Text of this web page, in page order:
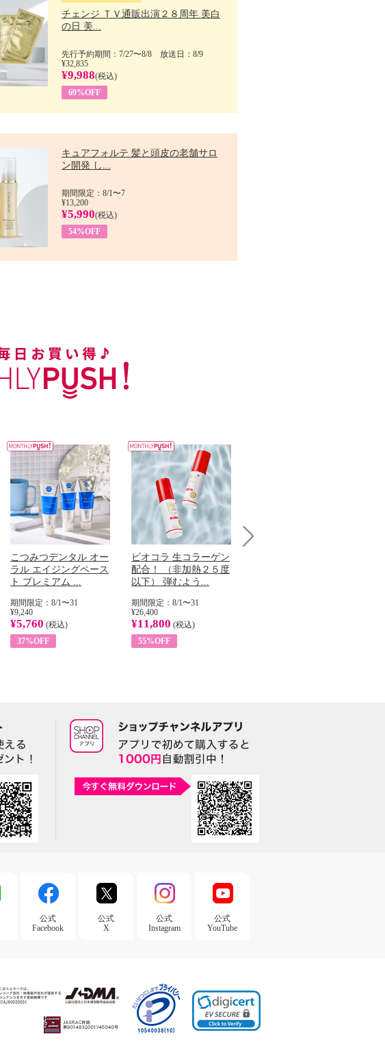
チェンジ ＴＶ通販出演２８周年 美白
の日 美...
先行予約期間：7/27〜8/8 放送日：8/9
¥32,835
¥9,988(税込)
69%OFF
キュアフォルテ 髪と頭皮の老舗サロ
ン開発 し...
期間限定：8/1〜7
¥13,200
¥5,990(税込)
54%OFF
こつみつデンタル オー
ラル エイジングペース
ト プレミアム ...
期間限定：8/1〜31
¥9,240
¥5,760 (税込)
37%OFF
ビオコラ 生コラーゲン
配合！ （非加熱２５度
以下） 弾むよう...
期間限定：8/1〜31
¥26,400
¥11,800 (税込)
55%OFF
公式
Facebook
公式
X
公式
Instagram
公式
YouTube